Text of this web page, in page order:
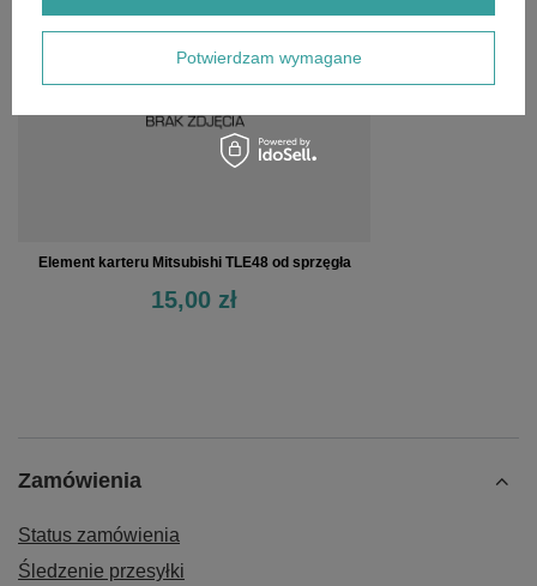
Element karteru Mitsubishi TLE48 od sprzęgła
15,00 zł
Zamówienia
Status zamówienia
Śledzenie przesyłki
Potwierdzam wymagane